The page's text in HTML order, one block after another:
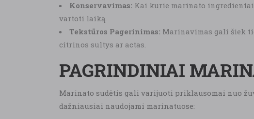
Konservavimas: Kai kurie marinato
vartoti laiką.
Tekstūros Pagerinimas: Marinavimas gali šiek
citrinos sultys ar actas.
PAGRINDINIAI
Marinato sudėtis gali varijuoti priklausomai nuo
dažniausiai naudojami marinatuose: